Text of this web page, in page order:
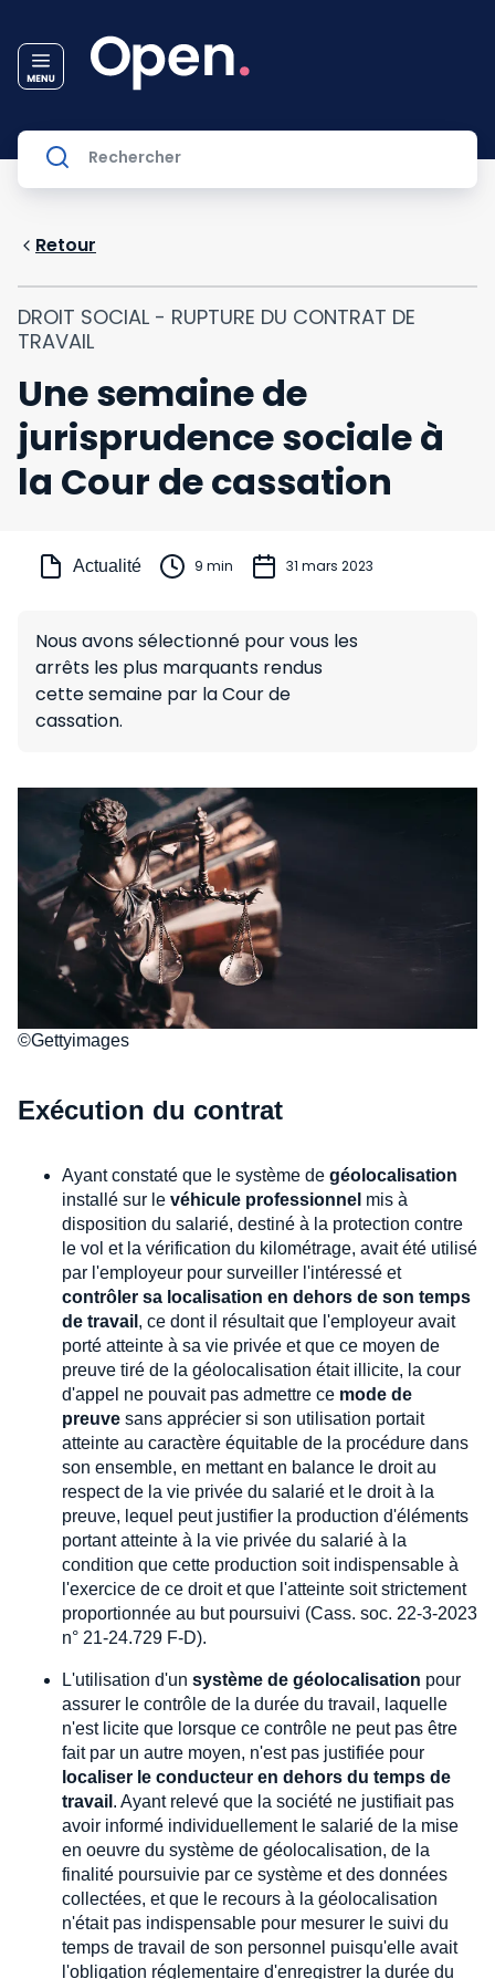
Retour
DROIT SOCIAL - RUPTURE DU CONTRAT DE
TRAVAIL
Une semaine de
jurisprudence sociale à
la Cour de cassation
Actualité 9 min 31 mars 2023
Nous avons sélectionné pour vous les
arrêts les plus marquants rendus
cette semaine par la Cour de
cassation.
©Gettyimages
Exécution du contrat
Ayant constaté que le système de géolocalisation
installé sur le véhicule professionnel mis à
disposition du salarié, destiné à la protection contre
le vol et la vérification du kilométrage, avait été utilisé
par l'employeur pour surveiller l'intéressé et
contrôler sa localisation en dehors de son temps
de travail , ce dont il résultait que l'employeur avait
porté atteinte à sa vie privée et que ce moyen de
preuve tiré de la géolocalisation était illicite, la cour
d'appel ne pouvait pas admettre ce mode de
preuve sans apprécier si son utilisation portait
atteinte au caractère équitable de la procédure dans
son ensemble, en mettant en balance le droit au
respect de la vie privée du salarié et le droit à la
preuve, lequel peut justifier la production d'éléments
portant atteinte à la vie privée du salarié à la
condition que cette production soit indispensable à
l'exercice de ce droit et que l'atteinte soit strictement
proportionnée au but poursuivi (Cass. soc. 22-3-2023
n° 21-24.729 F-D).
L'utilisation d'un système de géolocalisation pour
assurer le contrôle de la durée du travail, laquelle
n'est licite que lorsque ce contrôle ne peut pas être
fait par un autre moyen, n'est pas justifiée pour
localiser le conducteur en dehors du temps de
travail . Ayant relevé que la société ne justifiait pas
avoir informé individuellement le salarié de la mise
en oeuvre du système de géolocalisation, de la
finalité poursuivie par ce système et des données
collectées, et que le recours à la géolocalisation
n'était pas indispensable pour mesurer le suivi du
temps de travail de son personnel puisqu'elle avait
l'obligation réglementaire d'enregistrer la durée du